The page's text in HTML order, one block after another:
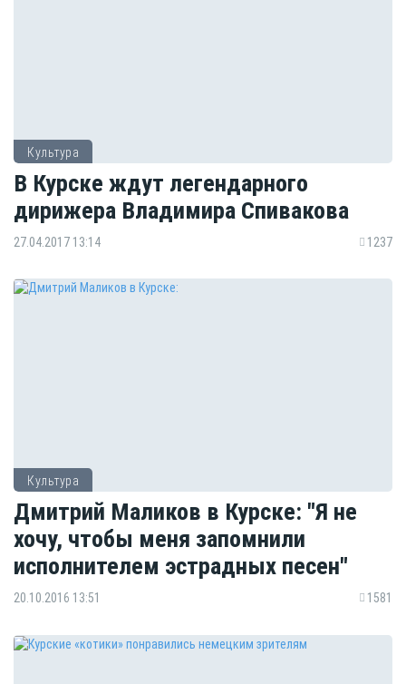
Культура
В Курске ждут легендарного
дирижера Владимира Спивакова
27.04.2017 13:14 1237
Культура
Дмитрий Маликов в Курске: "Я не
хочу, чтобы меня запомнили
исполнителем эстрадных песен"
20.10.2016 13:51 1581